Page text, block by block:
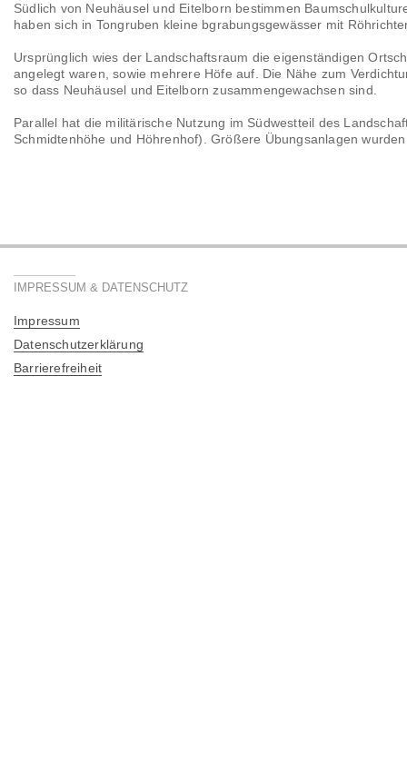
Südlich von Neuhäusel und Eitelborn bestimmen
haben sich in Tongruben kleine bgrabungsgewässer mit
Ursprünglich wies der Landschaftsraum die eigenständigen
angelegt waren, sowie mehrere Höfe auf. Die Nähe zum
so dass Neuhäusel und Eitelborn zusammengewachsen sind.
Parallel hat die militärische Nutzung im Südwestteil des
Schmidtenhöhe und Höhrenhof). Größere Übungsanlagen
IMPRESSUM & DATENSCHUTZ
Impressum
Datenschutzerklärung
Barrierefreiheit